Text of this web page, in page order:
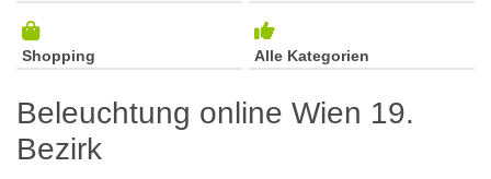
Shopping Alle Kategorien
Beleuchtung online Wien 19.
Bezirk